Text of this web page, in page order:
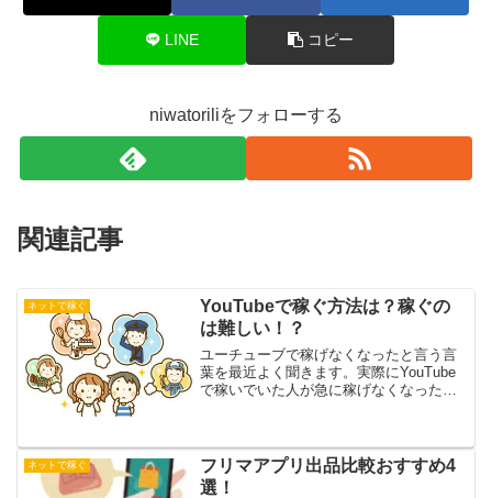
LINE コピー
niwatoriliをフォローする
関連記事
ネットで稼ぐ
YouTubeで稼ぐ方法は？稼ぐの
は難しい！？
ユーチューブで稼げなくなったと言う言
葉を最近よく聞きます。実際にYouTube
で稼いでいた人が急に稼げなくなったの
ネットで稼ぐ
フリマアプリ出品比較おすすめ4
選！